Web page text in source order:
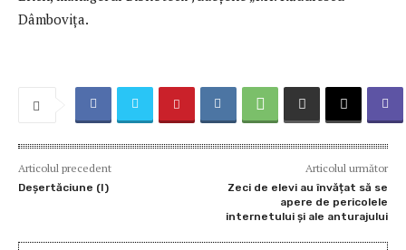
Dâmbovița.
Articolul precedent
Deșertăciune (I)
Articolul următor
Zeci de elevi au învățat să se
apere de pericolele
internetului și ale anturajului